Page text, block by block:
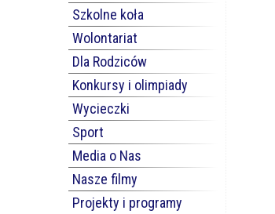
Szkolne koła
Wolontariat
Dla Rodziców
Konkursy i olimpiady
Wycieczki
Sport
Media o Nas
Nasze filmy
Projekty i programy